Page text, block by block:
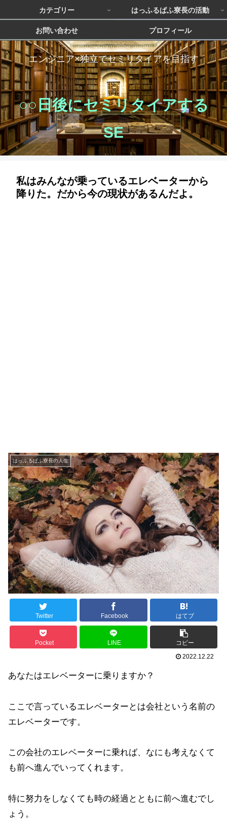
エンジニア×独立でセミリタイアを目指す
○○日後にセミリタイアする
SE
カテゴリー はっふるぱふ寮長の活動
お問い合わせ プロフィール
私はみんなが乗っているエレベーターから
降りた。だから今の現状があるんだよ。
はっふるぱふ寮長の人生
Twitter Facebook はてブ
Pocket LINE
コピー
2022.12.22
あなたはエレベーターに乗りますか？
ここで言っているエレベーターとは会社という名前の
エレベーターです。
この会社のエレベーターに乗れば、なにも考えなくて
も前へ進んでいってくれます。
特に努力をしなくても時の経過とともに前へ進むでし
ょう。